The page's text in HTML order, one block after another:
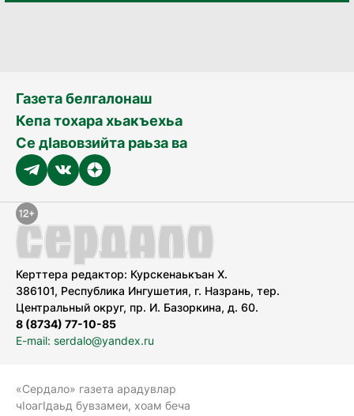
Газета белгалонаш
Кепа тохара хьакъехьа
Се дӀавовзийта раьза ва
Керттера редактор: Курскенаькъан Х.
386101, Республика Ингушетия, г. Назрань, тер.
Центральный округ, пр. И. Базоркина, д. 60.
8 (8734) 77-10-85
E-mail: serdalo@yandex.ru
«Сердало» газета арадувлар
чIоагIдаьд бувзамеи, хоам беча